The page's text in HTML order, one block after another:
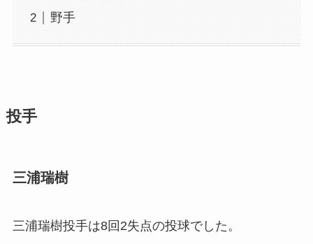
野手
投手
三浦瑞樹
三浦瑞樹投手は8回2失点の投球でした。